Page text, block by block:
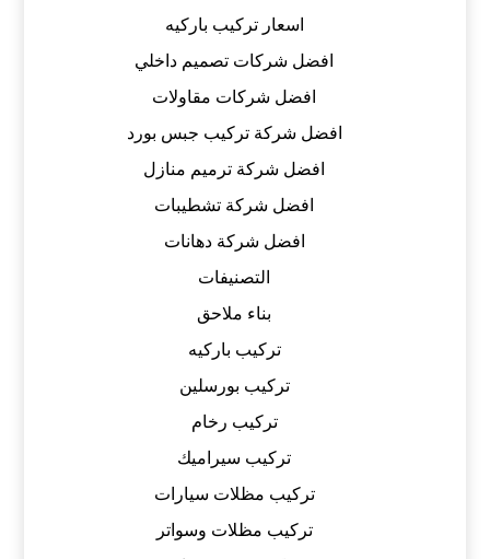
اسعار تركيب باركيه
افضل شركات تصميم داخلي
افضل شركات مقاولات
افضل شركة تركيب جبس بورد
افضل شركة ترميم منازل
افضل شركة تشطيبات
افضل شركة دهانات
التصنيفات
بناء ملاحق
تركيب باركيه
تركيب بورسلين
تركيب رخام
تركيب سيراميك
تركيب مظلات سيارات
تركيب مظلات وسواتر